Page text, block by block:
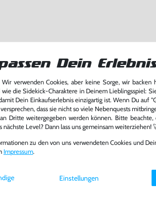
GmbH
Str. 163-165
DE
30 - 609886894
Über das
Über uns
Nachhaltigkeit
Partnerprogramm
Dein
verwenden Cookies, aber keine Sorge, wir
wie die Sidekick-Charaktere in Deinem Lieblingsspiel:
Dein Einkaufserlebnis einzigartig ist. Wenn Du auf
dass sie nicht so viele Nebenquests
Dritte weitergegeben werden können. Bitte
nächste Level? Dann lass uns gemeinsam weiterziehen!
zu den von uns verwendeten Cookies und
Impressum.
Einstellungen